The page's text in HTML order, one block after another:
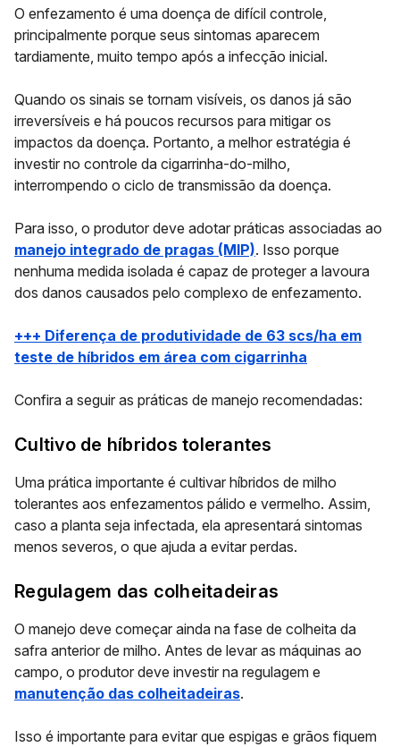
O enfezamento é uma doença de difícil controle,
principalmente porque seus sintomas aparecem
tardiamente, muito tempo após a infecção inicial.
Quando os sinais se tornam visíveis, os danos já são
irreversíveis e há poucos recursos para mitigar os
impactos da doença. Portanto, a melhor estratégia é
investir no controle da cigarrinha-do-milho,
interrompendo o ciclo de transmissão da doença.
Para isso, o produtor deve adotar práticas associadas ao
manejo integrado de pragas (MIP). Isso porque
nenhuma medida isolada é capaz de proteger a lavoura
dos danos causados pelo complexo de enfezamento.
+++ Diferença de produtividade de 63 scs/ha em
teste de híbridos em área com cigarrinha
Confira a seguir as práticas de manejo recomendadas:
Cultivo de híbridos tolerantes
Uma prática importante é cultivar híbridos de milho
tolerantes aos enfezamentos pálido e vermelho. Assim,
caso a planta seja infectada, ela apresentará sintomas
menos severos, o que ajuda a evitar perdas.
Regulagem das colheitadeiras
O manejo deve começar ainda na fase de colheita da
safra anterior de milho. Antes de levar as máquinas ao
campo, o produtor deve investir na regulagem e
manutenção das colheitadeiras.
Isso é importante para evitar que espigas e grãos fiquem